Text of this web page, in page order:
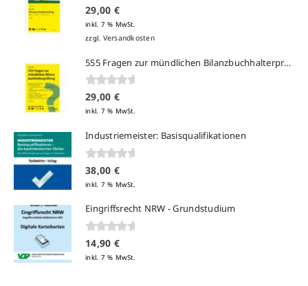
0von 5
29,00 €
inkl. 7 % MwSt.
zzgl. Versandkosten
555 Fragen zur mündlichen Bilanzbuchhalterprüfung (5. Auflage)
0von 5
29,00 €
inkl. 7 % MwSt.
Industriemeister: Basisqualifikationen
0von 5
38,00 €
inkl. 7 % MwSt.
Eingriffsrecht NRW - Grundstudium
0von 5
14,90 €
inkl. 7 % MwSt.